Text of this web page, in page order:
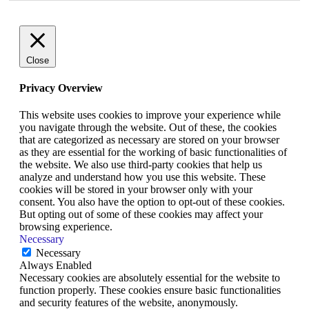
Close
Privacy Overview
This website uses cookies to improve your experience while
you navigate through the website. Out of these, the cookies
that are categorized as necessary are stored on your browser
as they are essential for the working of basic functionalities of
the website. We also use third-party cookies that help us
analyze and understand how you use this website. These
cookies will be stored in your browser only with your
consent. You also have the option to opt-out of these cookies.
But opting out of some of these cookies may affect your
browsing experience.
Necessary
Necessary
Always Enabled
Necessary cookies are absolutely essential for the website to
function properly. These cookies ensure basic functionalities
and security features of the website, anonymously.